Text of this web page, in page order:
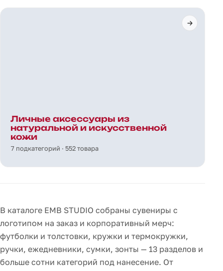
Личные аксессуары из
натуральной и искусственной
кожи
7 подкатегорий · 552 товара
В каталоге EMB STUDIO собраны сувениры с
логотипом на заказ и корпоративный мерч:
футболки и толстовки, кружки и термокружки,
ручки, ежедневники, сумки, зонты — 13 разделов и
больше сотни категорий под нанесение. От